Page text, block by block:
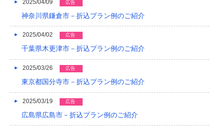
2016/02
2016/01
2015/12
2015/11
2015/08
2025/04/09 広告
神奈川県鎌倉市－折込プラン例のご紹介
2025/04/02 広告
千葉県木更津市－折込プラン例のご紹介
2025/03/26 広告
東京都国分寺市－折込プラン例のご紹介
2025/03/19 広告
広島県広島市－折込プラン例のご紹介